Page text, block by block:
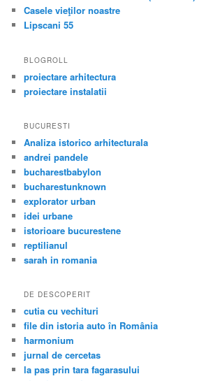
Casele vieţilor noastre
Lipscani 55
BLOGROLL
proiectare arhitectura
proiectare instalatii
BUCURESTI
Analiza istorico arhitecturala
andrei pandele
bucharestbabylon
bucharestunknown
explorator urban
idei urbane
istorioare bucurestene
reptilianul
sarah in romania
DE DESCOPERIT
cutia cu vechituri
file din istoria auto în România
harmonium
jurnal de cercetas
la pas prin tara fagarasului